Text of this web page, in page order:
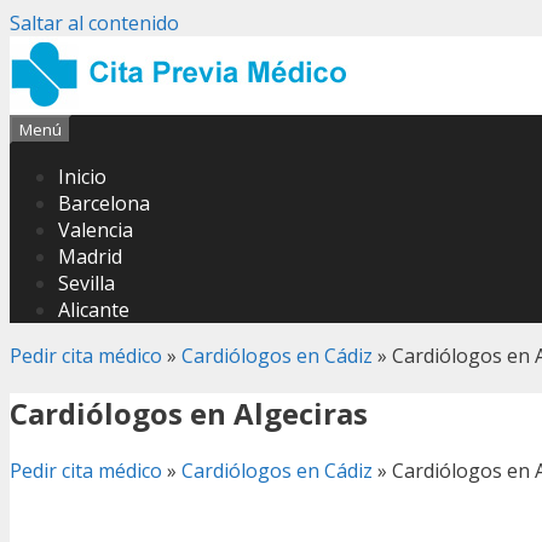
Saltar al contenido
Menú
Inicio
Barcelona
Valencia
Madrid
Sevilla
Alicante
Pedir cita médico » Cardiólogos en Cádiz » Cardiólogos en
Cardiólogos en Algeciras
Pedir cita médico » Cardiólogos en Cádiz » Cardiólogos en